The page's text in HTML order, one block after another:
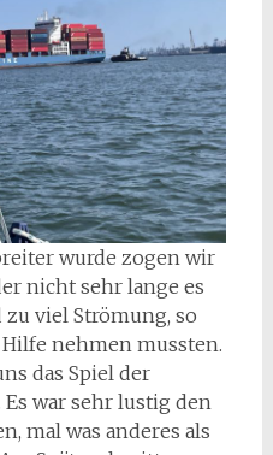
wurde zogen wir
nicht sehr lange es
viel Strömung, so
nehmen mussten.
das Spiel der
war sehr lustig den
mal was anderes als